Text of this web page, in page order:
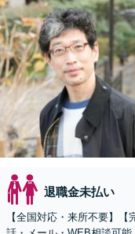
退職金未払い
【全国対応・来所不要】